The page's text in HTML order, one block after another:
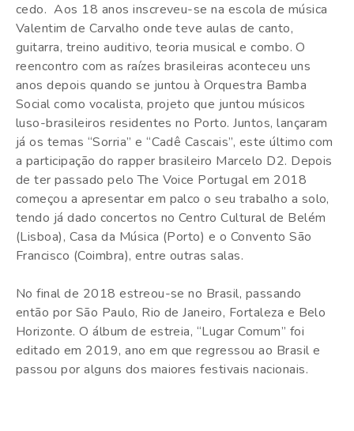
cedo. Aos 18 anos inscreveu-se na escola de música
Valentim de Carvalho onde teve aulas de canto,
guitarra, treino auditivo, teoria musical e combo. O
reencontro com as raízes brasileiras aconteceu uns
anos depois quando se juntou à Orquestra Bamba
Social como vocalista, projeto que juntou músicos
luso-brasileiros residentes no Porto. Juntos, lançaram
já os temas “Sorria” e “Cadê Cascais”, este último com
a participação do rapper brasileiro Marcelo D2. Depois
de ter passado pelo The Voice Portugal em 2018
começou a apresentar em palco o seu trabalho a solo,
tendo já dado concertos no Centro Cultural de Belém
(Lisboa), Casa da Música (Porto) e o Convento São
Francisco (Coimbra), entre outras salas.
No final de 2018 estreou-se no Brasil, passando
então por São Paulo, Rio de Janeiro, Fortaleza e Belo
Horizonte. O álbum de estreia, “Lugar Comum” foi
editado em 2019, ano em que regressou ao Brasil e
passou por alguns dos maiores festivais nacionais.